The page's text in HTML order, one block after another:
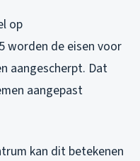
op
worden de eisen voor
aangescherpt. Dat
aangepast
kan dit betekenen